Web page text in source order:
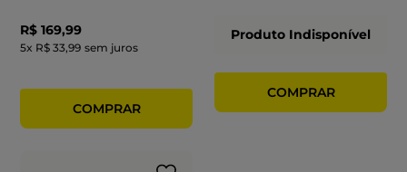
R$ 169,99
5x R$ 33,99 sem juros
Produto Indisponível